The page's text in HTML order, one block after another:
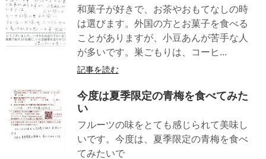
和菓子が好きで、お茶やおもてなしの時
は選びます。外国の方とお菓子を食べる
ことがありますが、小豆あんが苦手な人
が多いです。巣ごもりは、コーヒ...
記事を読む
今度は夏季限定の青梅を食べてみた
い
フルーツの味をとても感じられて美味し
いです。今度は、夏季限定の青梅を食べ
てみたいで